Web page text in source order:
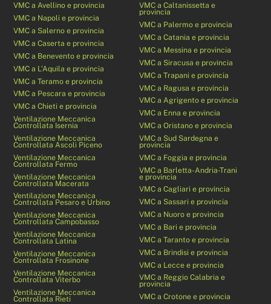
VMC a Avellino e provincia
VMC a Napoli e provincia
VMC a Salerno e provincia
VMC a Caserta e provincia
VMC a Benevento e provincia
VMC a L’Aquila e provincia
VMC a Teramo e provincia
VMC a Pescara e provincia
VMC a Chieti e provincia
Ventilazione Meccanica
Controllata Isernia
Ventilazione Meccanica
Controllata Ascoli Piceno
Ventilazione Meccanica
Controllata Fermo
Ventilazione Meccanica
Controllata Macerata
Ventilazione Meccanica
Controllata Pesaro e Urbino
Ventilazione Meccanica
Controllata Campobasso
Ventilazione Meccanica
Controllata Latina
Ventilazione Meccanica
Controllata Frosinone
Ventilazione Meccanica
Controllata Viterbo
Ventilazione Meccanica
Controllata Rieti
VMC a Caltanissetta e
provincia
VMC a Palermo e provincia
VMC a Catania e provincia
VMC a Messina e provincia
VMC a Siracusa e provincia
VMC a Trapani e provincia
VMC a Ragusa e provincia
VMC a Agrigento e provincia
VMC a Enna e provincia
VMC a Oristano e provincia
VMC a Sud Sardegna e
provincia
VMC a Foggia e provincia
VMC a Barletta-Andria-Trani
e provincia
VMC a Cagliari e provincia
VMC a Sassari e provincia
VMC a Nuoro e provincia
VMC a Bari e provincia
VMC a Taranto e provincia
VMC a Brindisi e provincia
VMC a Lecce e provincia
VMC a Reggio Calabria e
provincia
VMC a Crotone e provincia